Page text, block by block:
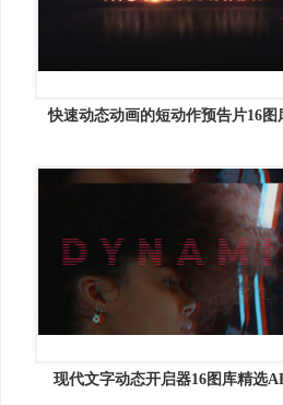
快速动态动画的短动作预告片16图
现代文字动态开启器16图库精选